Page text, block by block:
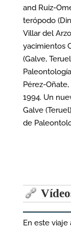
and Ruiz-
terópodo
Villar del
yacimientos
(Galve,
Pérez-Oñate,
1994. Un
Galve
de
En este